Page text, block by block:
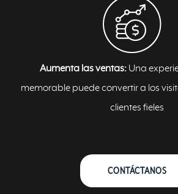
Aumenta las ventas:Una
memorable puede convertir a los
clientes fieles
CONTÁCTANOS